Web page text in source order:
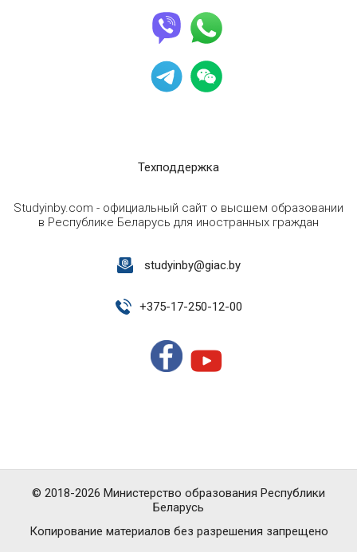
Техподдержка
Studyinby.com - официальный сайт о высшем образовании
в Республике Беларусь для иностранных граждан
studyinby@giac.by
+375-17-250-12-00
Копирование материалов без разрешения запрещено
© 2018-2026 Министерство образования Республики
Беларусь